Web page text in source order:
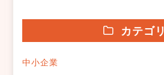
カテゴリ
中小企業